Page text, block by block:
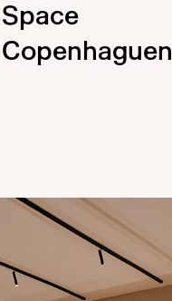
Space
Copenhaguen